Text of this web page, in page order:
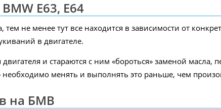
E63, E64
не менее тут все находится в зависимости от
в двигателе.
и стараются с ним «бороться» заменой масла,
менять и выполнять это раньше, чем
на БМВ